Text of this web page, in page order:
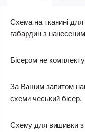
Схема на тканині
габардин з
Бісером не
За Вашим запитом
схеми чеський бісер.
Схему для вишивки з